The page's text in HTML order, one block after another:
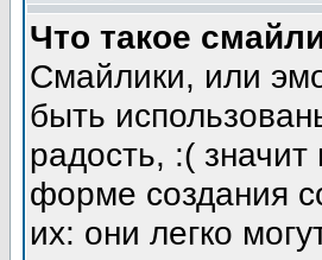
Что такое
Смайлики, или
быть
радость, :(
форме создания
их: они легко